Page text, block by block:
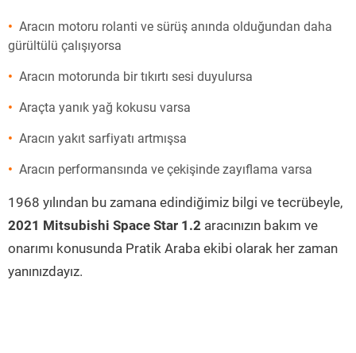
Aracın motoru rolanti ve sürüş anında olduğundan daha
gürültülü çalışıyorsa
Aracın motorunda bir tıkırtı sesi duyulursa
Araçta yanık yağ kokusu varsa
Aracın yakıt sarfiyatı artmışsa
Aracın performansında ve çekişinde zayıflama varsa
1968 yılından bu zamana edindiğimiz bilgi ve tecrübeyle,
2021 Mitsubishi Space Star 1.2 aracınızın bakım ve
onarımı konusunda Pratik Araba ekibi olarak her zaman
yanınızdayız.